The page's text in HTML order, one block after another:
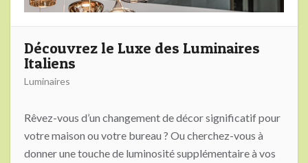
Découvrez le Luxe des Luminaires
Italiens
Luminaires
Rêvez-vous d’un changement de décor significatif pour
votre maison ou votre bureau ? Ou cherchez-vous à
donner une touche de luminosité supplémentaire à vos